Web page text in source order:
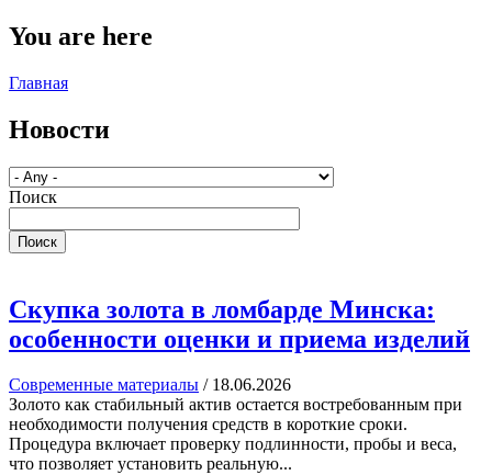
You are here
Главная
Новости
Поиск
Поиск
Скупка золота в ломбарде Минска:
особенности оценки и приема изделий
Современные материалы / 18.06.2026
Золото как стабильный актив остается востребованным при
необходимости получения средств в короткие сроки.
Процедура включает проверку подлинности, пробы и веса,
что позволяет установить реальную...